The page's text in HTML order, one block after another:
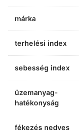
márka
terhelési index
sebesség index
üzemanyag-
hatékonyság
fékezés nedves